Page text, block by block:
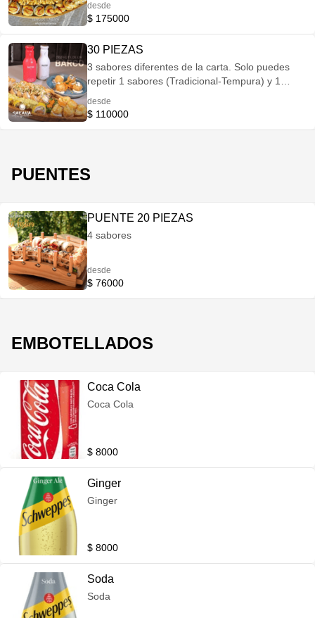
si te excedes no se podra tomar el pedido*
desde
$ 175000
30 PIEZAS
3 sabores diferentes de la carta. Solo puedes
repetir 1 sabores (Tradicional-Tempura) y 1
tomar el pedido*
desde
$ 110000
PUENTES
PUENTE 20 PIEZAS
4 sabores
desde
$ 76000
EMBOTELLADOS
Coca Cola
Coca Cola
$ 8000
Ginger
Ginger
$ 8000
Soda
Soda